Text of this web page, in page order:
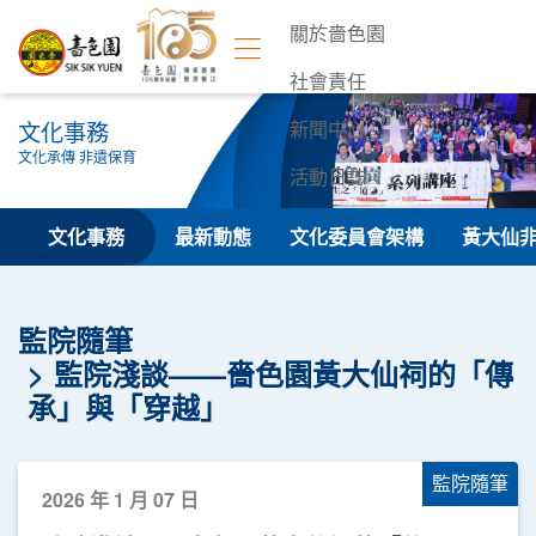
關於嗇色園
社會責任
新聞中心
活動日誌
聯絡我們
文化事務
文化承傳 非遺保育
文化事務 最新動態 文化委員會架構 黃大仙
監院隨筆
監院淺談——嗇色園黃大仙祠的「傳
承」與「穿越」
監院隨筆
2026 年 1 月 07 日